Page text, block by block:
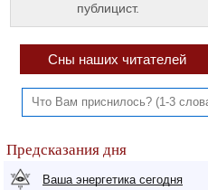
публицист.
Сны наших читателей
Предсказания дня
Ваша энергетика сегодня